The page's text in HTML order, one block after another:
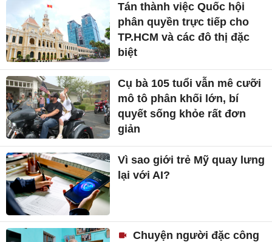
Tán thành việc Quốc hội
phân quyền trực tiếp cho
TP.HCM và các đô thị đặc
biệt
Cụ bà 105 tuổi vẫn mê cưỡi
mô tô phân khối lớn, bí
quyết sống khỏe rất đơn
giản
Vì sao giới trẻ Mỹ quay lưng
lại với AI?
Chuyện người đặc công